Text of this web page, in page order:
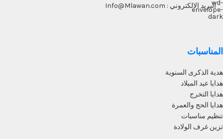
البريد الالكتروني : Info@Mlawan.com
المناسبات
هدية الذكرى السنوية
هدايا عيد الميلاد
هدايا التخرج
هدايا الحج والعمرة
تنظيم مناسبات
تزين غرف الولادة